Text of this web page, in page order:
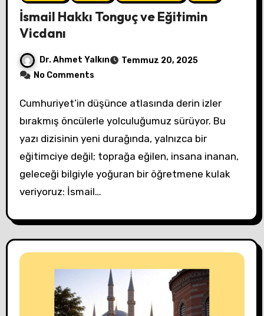
İsmail Hakkı Tonguç ve Eğitimin
Vicdanı
Dr. Ahmet Yalkın
Temmuz 20, 2025
No Comments
Cumhuriyet’in düşünce atlasında derin izler
bırakmış öncülerle yolculuğumuz sürüyor. Bu
yazı dizisinin yeni durağında, yalnızca bir
eğitimciye değil; toprağa eğilen, insana inanan,
geleceği bilgiyle yoğuran bir öğretmene kulak
veriyoruz: İsmail…